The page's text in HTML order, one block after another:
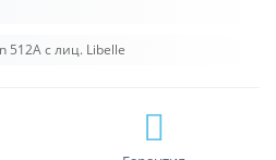
512A с лиц. Libelle